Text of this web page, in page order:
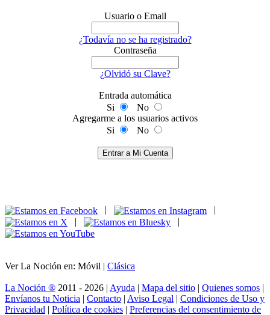
Usuario o Email
¿Todavía no se ha registrado?
Contraseña
¿Olvidó su Clave?
Entrada automática
Si
No
Agregarme a los usuarios activos
Si
No
Entrar a Mi Cuenta
|
|
|
|
Ver La Noción en: Móvil | Clásica
La Noción ® 2011 - 2026 | Ayuda | Mapa del sitio | Quienes somos |
Envíanos tu Noticia | Contacto | Aviso Legal | Condiciones de Uso y
Privacidad | Política de cookies | Preferencias del consentimiento de